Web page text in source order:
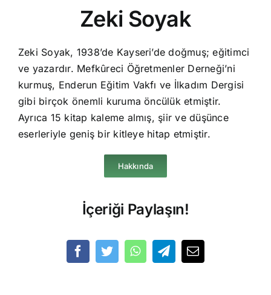
Zeki Soyak
Zeki Soyak, 1938’de Kayseri’de doğmuş; eğitimci
ve yazardır. Mefkûreci Öğretmenler Derneği’ni
kurmuş, Enderun Eğitim Vakfı ve İlkadım Dergisi
gibi birçok önemli kuruma öncülük etmiştir.
Ayrıca 15 kitap kaleme almış, şiir ve düşünce
eserleriyle geniş bir kitleye hitap etmiştir.
Hakkında
İçeriği Paylaşın!